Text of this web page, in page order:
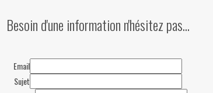
Besoin d'une information n'hésitez pas...
Email
Sujet